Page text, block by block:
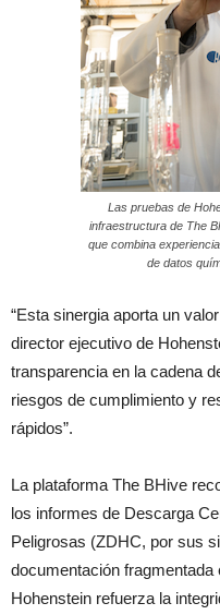
Las pruebas de
infraestructura de The
que combina
de datos
“Esta sinergia aporta un
director ejecutivo de
transparencia en la cadena
riesgos de cumplimiento y
rápidos”.
La plataforma The BHive
los informes de Descarga
Peligrosas (ZDHC, por sus
documentación
Hohenstein refuerza la